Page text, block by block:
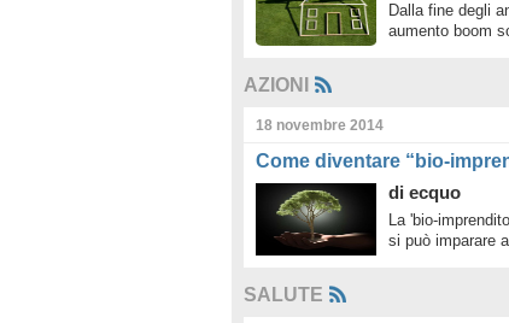
Dalla fine degli
aumento boom
AZIONI
18 novembre 2014
Come diventare “bio-
di ecquo
La 'bio-
si può imparare
SALUTE